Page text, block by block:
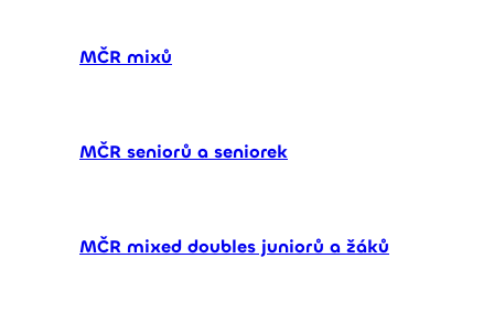
MČR mixů
MČR seniorů a seniorek
MČR mixed doubles juniorů a žáků